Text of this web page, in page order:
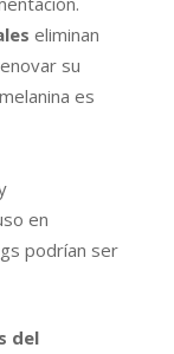
eliminan
su
es
en
podrían ser
del